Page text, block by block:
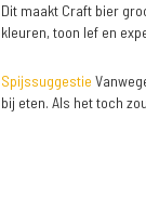
Dit maakt Craft bier
kleuren, toon lef en
Spijssuggestie
bij eten. Als het toch